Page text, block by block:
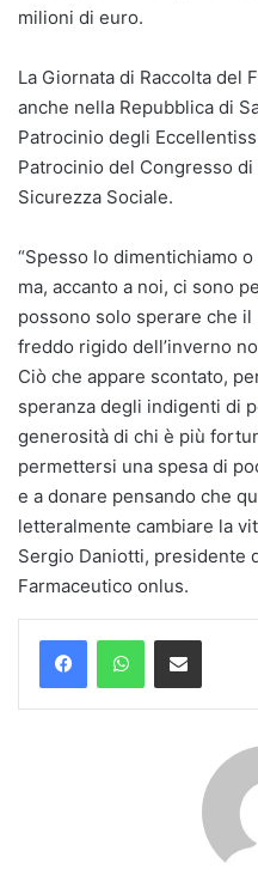
milioni di euro.
La Giornata di Raccolta del
anche nella Repubblica di
Patrocinio degli
Patrocinio del Congresso
Sicurezza Sociale.
“Spesso lo dimentichiamo
ma, accanto a noi, ci sono
possono solo sperare che
freddo rigido dell’inverno
Ciò che appare scontato,
speranza degli indigenti di
generosità di chi è più
permettersi una spesa di
e a donare pensando che
letteralmente cambiare la
Sergio Daniotti, presidente
Farmaceutico onlus.